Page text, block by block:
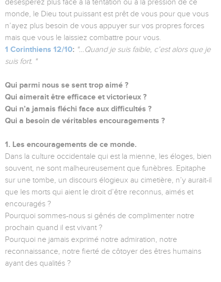
désespérez plus face à la tentation ou à la pression de ce
monde, le Dieu tout puissant est prêt de vous pour que vous
n’ayez plus besoin de vous appuyer sur vos propres forces
mais que vous le laissiez combattre pour vous.
1 Corinthiens 12/10: "…Quand je suis faible, c’est alors que je
suis fort. "
Qui parmi nous se sent trop aimé ?
Qui aimerait être efficace et victorieux ?
Qui n’a jamais fléchi face aux difficultés ?
Qui a besoin de véritables encouragements ?
1. Les encouragements de ce monde.
Dans la culture occidentale qui est la mienne, les éloges, bien
souvent, ne sont malheureusement que funèbres. Epitaphe
sur une tombe, un discours élogieux au cimetière, n’y aurait-il
que les morts qui aient le droit d’être reconnus, aimés et
encouragés ?
Pourquoi sommes-nous si gênés de complimenter notre
prochain quand il est vivant ?
Pourquoi ne jamais exprimé notre admiration, notre
reconnaissance, notre fierté de côtoyer des êtres humains
ayant des qualités ?